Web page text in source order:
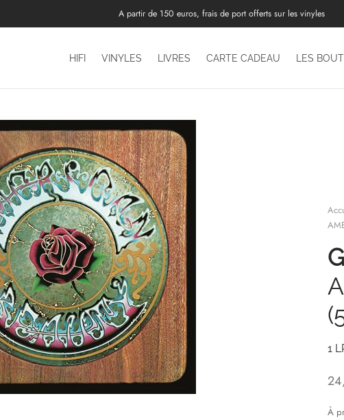
A partir de 150 euros, frais de port offerts sur les vinyles
HIFI VINYLES LIVRES CARTE CADEAU LES
1
À